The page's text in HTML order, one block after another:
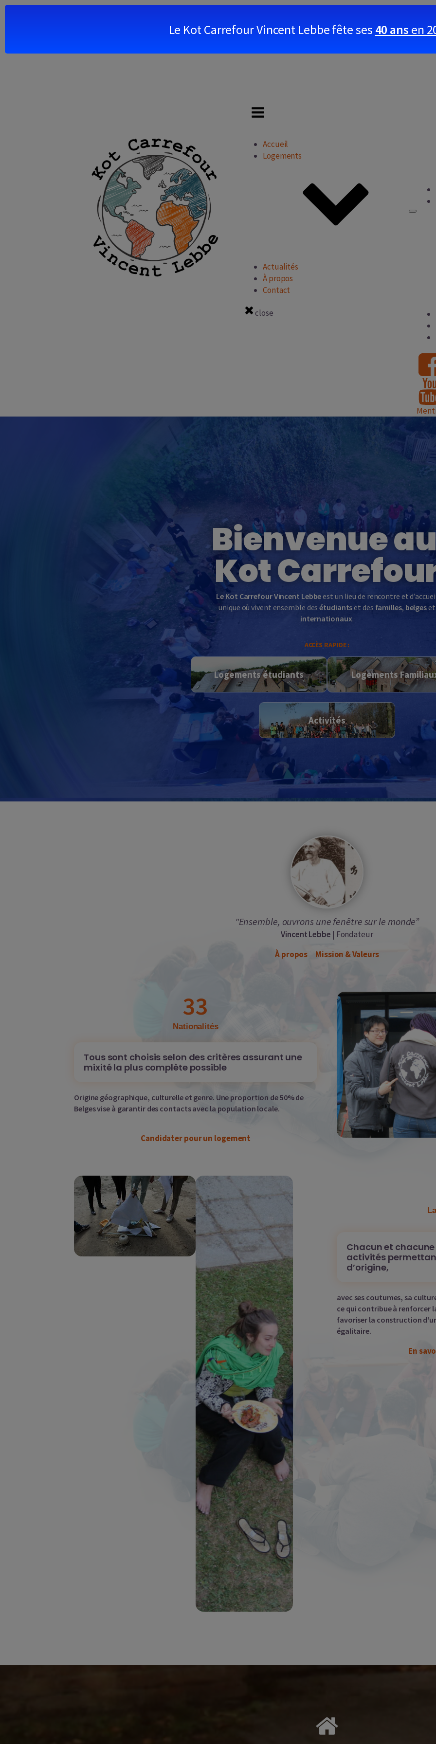
Accueil
Logements
Actualités
À propos
Contact
close
Bienvenue
Kot
Le Kot Carrefour Vincent Lebbeest un lieu de rencontre et
unique où vivent ensemble desétudiantset des familles, belgeset
internationaux.
ACCÈS RAPIDE :
Logements étudiants Logements
Activités
"Ensemble, ouvrons une fenêtre sur le monde”
Vincent Lebbe | Fondateur
À propos
Mission & Valeurs
33
Nationalités
Tous sont choisis selon des critères assurant une
mixité la plus complète possible
Origine géographique, culturelle et genre. Une proportion de 50% de
Belges vise à garantir des contacts avec la population locale.
Candidater pour un logement
Chacun et
activités
d’origine,
avec ses coutumes, sa
ce qui contribue à renforcer
favoriser la construction
égalitaire.
En
Le Kot Carrefour Vincent Lebbe fête ses 40 ans en